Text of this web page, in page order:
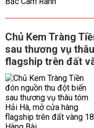
Chủ Kem Tràng
sau thương vụ
flagship trên đất